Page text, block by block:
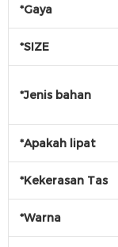
*Gaya
*SIZE
*Jenis bahan
*Apakah lipat
*Kekerasan Tas
*Warna